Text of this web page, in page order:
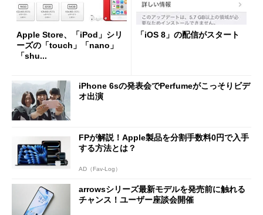
Apple Store、「iPod」シリ
ーズの「touch」「nano」
「shu...
「iOS 8」の配信がスタート
iPhone 6sの発表会でPerfumeがこっそりビデ
オ出演
FPが解説！Apple製品を分割手数料0円で入手
する方法とは？
AD（Fav-Log）
arrowsシリーズ最新モデルを発売前に触れる
チャンス！ユーザー座談会開催